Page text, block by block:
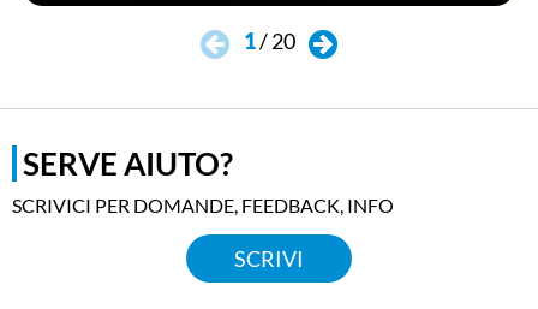
1/20
SERVE AIUTO?
SCRIVICI PER DOMANDE, FEEDBACK, INFO
SCRIVI